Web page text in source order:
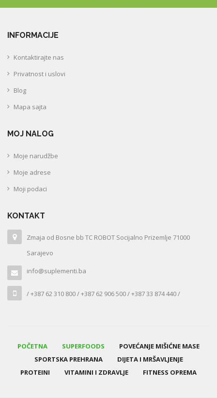
INFORMACIJE
Kontaktirajte nas
Privatnost i uslovi
Blog
Mapa sajta
MOJ NALOG
Moje narudžbe
Moje adrese
Moji podaci
KONTAKT
Zmaja od Bosne bb TC ROBOT Socijalno Prizemlje 71000
Sarajevo
info@suplementi.ba
/ +387 62 310 800 / +387 62 906 500 / +387 33 874 440 /
POČETNA SUPERFOODS
POVEĆANJE MIŠIĆNE MASE
SPORTSKA PREHRANA
DIJETA I MRŠAVLJENJE
PROTEINI
VITAMINI I ZDRAVLJE FITNESS OPREMA